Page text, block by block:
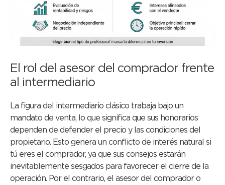
El rol del asesor del comprador frente
al intermediario
La figura del intermediario clásico trabaja bajo un
mandato de venta, lo que significa que sus honorarios
dependen de defender el precio y las condiciones del
propietario. Esto genera un conflicto de interés natural si
tú eres el comprador, ya que sus consejos estarán
inevitablemente sesgados para favorecer el cierre de la
operación. Por el contrario, el asesor del comprador o